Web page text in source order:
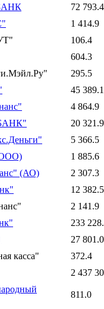
72 793.4
1 414.9
106.4
604.3
295.5
45 389.1
4 864.9
20 321.9
5 366.5
1 885.6
(АО)
2 307.3
12 382.5
2 141.9
233
27 801.0
касса"
372.4
2 437
811.0